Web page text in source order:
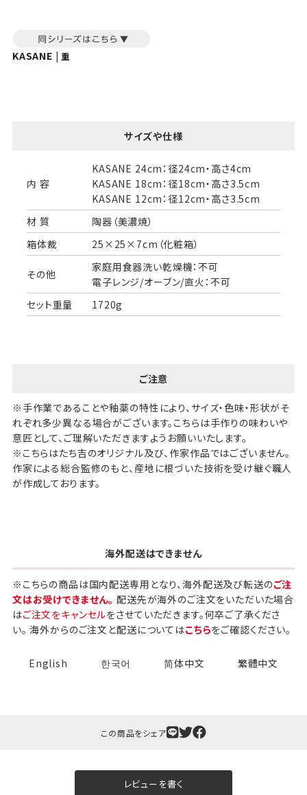
斗（のし）掛け・ギフト包装・手提げ袋を無料サービス
しております。
B.婚礼や出産、長寿祝などに使用する包装紙です。
A
B
一般的なギフト包装
婚礼や出産などのギフト
包装
天掛け包装について
段ボールの上から熨斗紙・包
装紙をかける簡易包装（天掛
け包装）です。
手提袋はお付けできません。
包装紙でお包みできない一部
の商品は、ギフト袋にお入れい
たします。
手提袋はお付けできません。
手提げ袋について
サイズ
横
KASANE |重
サイズや仕様
内 容
KASANE 24cm：径24cm・高さ4cm
KASANE 18cm：径18cm・高さ3.5cm
KASANE 12cm：径12cm・高さ3.5cm
材 質
陶器（美濃焼）
箱体裁
25×25×7cm（化粧箱）
その他
家庭用食器洗い乾燥機：不可
電子レンジ/オーブン/直火：不可
セット重量
1720g
ご注意
※手作業であることや釉薬の特性により、サイズ・色味・形状がそ
れぞれ多少異なる場合がございます。こちらは手作りの味わいや
意匠として、ご理解いただきますようお願いいたします。
※こちらはたち吉のオリジナル及び、作家作品ではございません。
作家による総合監修のもと、産地に根づいた技術を受け継ぐ職人
が作成しております。
海外配送はできません
※こちらの商品は国内配送専用となり、海外配送及び転送のご注
文はお受けできません。 配送先が海外のご注文をいただいた場合
はご注文をキャンセルをさせていただきます。何卒ご了承くださ
い。 海外からのご注文と配送についてはこちらをご確認ください。
English 한국어 简体中文 繁體中文
この商品をシェア
レビューを書く